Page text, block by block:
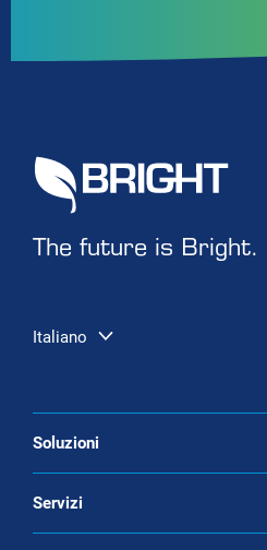
The future is Bright.
Italiano
Soluzioni
Liquefazione della
Servizi